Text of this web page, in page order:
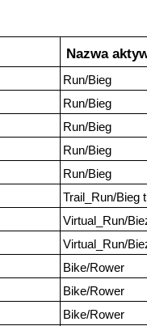
Nazwa
Run/Bieg
Run/Bieg
Run/Bieg
Run/Bieg
Run/Bieg
Trail_Run/Bieg
Virtual_Run/
Virtual_Run/
Bike/Rower
Bike/Rower
Bike/Rower